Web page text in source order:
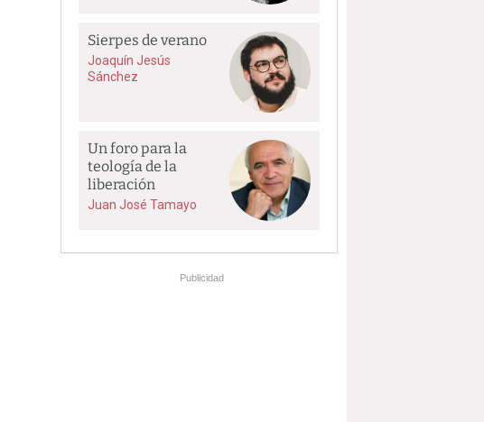
Sierpes de verano
Joaquín Jesús
Sánchez
Un foro para la
teología de la
liberación
Juan José Tamayo
Publicidad